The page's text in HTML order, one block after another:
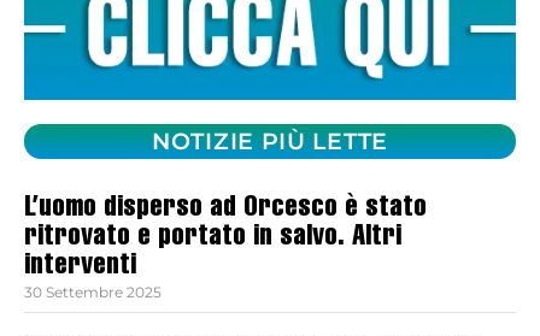
NOTIZIE PIÙ LETTE
L’uomo disperso ad Orcesco è stato
ritrovato e portato in salvo. Altri
interventi
30 Settembre 2025